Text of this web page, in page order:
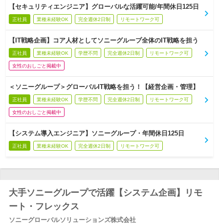
【セキュリティエンジニア】グローバルな活躍可能/年間休日125日
正社員 業種未経験OK 完全週休2日制 リモートワーク可
【IT戦略企画】コア人材としてソニーグループ全体のIT戦略を担う
正社員 業種未経験OK 学歴不問 完全週休2日制 リモートワーク可
女性のおしごと掲載中
＜ソニーグループ＞グローバルIT戦略を担う！【経営企画・管理】
正社員 業種未経験OK 学歴不問 完全週休2日制 リモートワーク可
女性のおしごと掲載中
【システム導入エンジニア】ソニーグループ・年間休日125日
正社員 業種未経験OK 完全週休2日制 リモートワーク可
大手ソニーグループで活躍【システム企画】リモ
ート・フレックス
ソニーグローバルソリューションズ株式会社